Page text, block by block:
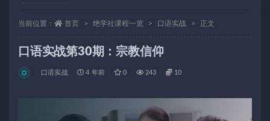
当前位置： 首页 绝学社课程一览 口语实战 正文
口语实战第30期：宗教信仰
口语实战 4 年前 0 243 10